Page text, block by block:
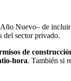
Nuevo– de
del sector privado.
de
hora. También si